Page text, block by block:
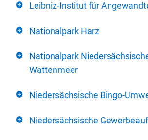
Leibniz-Institut für
Nationalpark Harz
Nationalpark
Wattenmeer
Niedersächsische Bingo-
Niedersächsische